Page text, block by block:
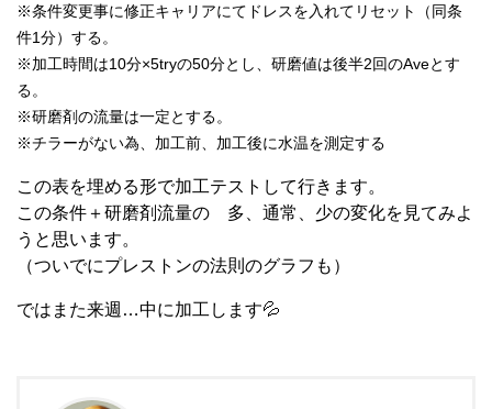
※条件変更事に修正キャリアにてドレスを入れてリセット（同条
件1分）する。
※加工時間は10分×5tryの50分とし、研磨値は後半2回のAveとす
る。
※研磨剤の流量は一定とする。
※チラーがない為、加工前、加工後に水温を測定する
この表を埋める形で加工テストして行きます。
この条件＋研磨剤流量の 多、通常、少の変化を見てみよ
うと思います。
（ついでにプレストンの法則のグラフも）
ではまた来週…中に加工します💦